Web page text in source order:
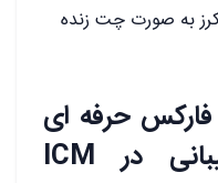
به صورت چت زنده
حرفه ای
درباره خدمات پشتیبانی در ICM